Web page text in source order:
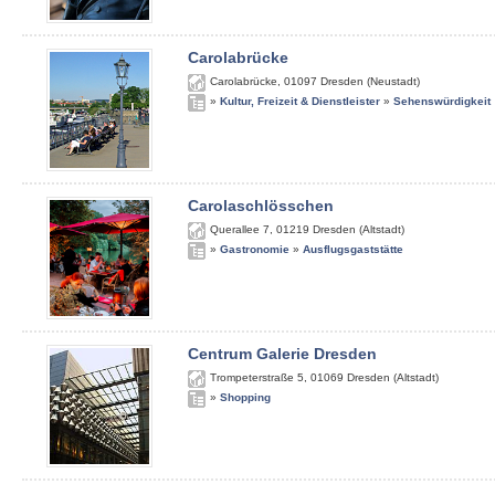
Carolabrücke
Carolabrücke 01097 Dresden (Neustadt)
» Kultur, Freizeit & Dienstleister » Sehenswürdigkeit
Carolaschlösschen
Querallee 7 01219 Dresden (Altstadt)
» Gastronomie » Ausflugsgaststätte
Centrum Galerie Dresden
Trompeterstraße 5 01069 Dresden (Altstadt)
» Shopping